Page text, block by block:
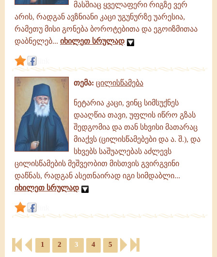
მასშიაც ყველაფერი რიგზე ვერ
არის, რადგან ავზნიანი კაცი უგუნურზე უარესია,
რამეთუ მისი გონება ბოროტებითა და ეგოიზმითაა
დაბნელებ... იხილეთ სრულად
თემა: ცილისწამება
ნეტარია კაცი, ვინც სიმსუქნეს
დააღწია თავი, უფლის იწრო გზას
შედგომია და თან სხვისი მათარაც
მიაქვს (ცილისწამებები და ა. შ.), და
სხვებს საშუალებას აძლევს
ცილისწამების მეშვეობით მისთვის გვირგვინი
დაწნას, რადგან ასეთნაირად იგი სიმდაბლი...
იხილეთ სრულად
1 2 3 4 5